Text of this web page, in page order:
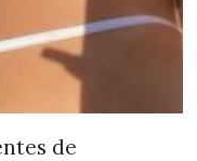
de